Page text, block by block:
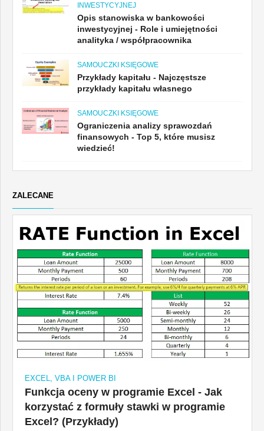
INWESTYCYJNEJ
Opis stanowiska w bankowości
inwestycyjnej - Role i umiejętności
analityka / współpracownika
SAMOUCZKI KSIĘGOWE
Przykłady kapitału - Najczęstsze
przykłady kapitału własnego
SAMOUCZKI KSIĘGOWE
Ograniczenia analizy sprawozdań
finansowych - Top 5, które musisz
wiedzieć!
ZALECANE
EXCEL, VBA I POWER BI
Funkcja oceny w programie Excel - Jak
korzystać z formuły stawki w programie
Excel? (Przykłady)